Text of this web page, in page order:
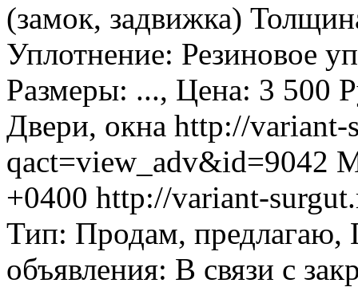
(замок, задвижка)
Уплотнение: Резиновое
Размеры: ..., Цена: 3 500
Двери, окна http://variant-
qact=view_adv&id=9042
+0400 http://variant-
Тип: Продам, предлагаю,
объявления: В связи с